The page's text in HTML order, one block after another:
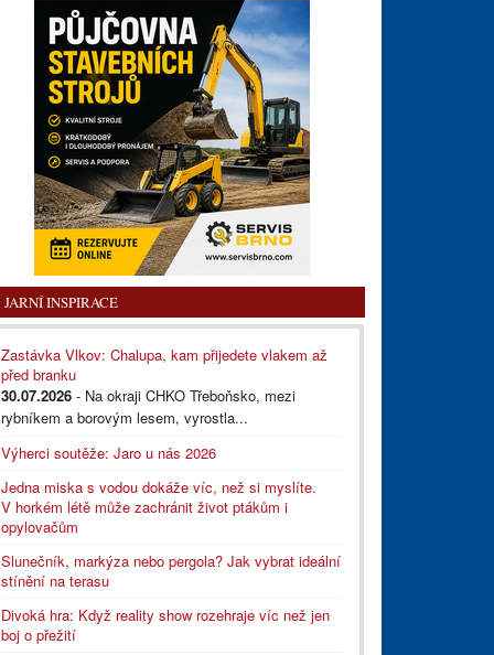
JARNÍ INSPIRACE
Zastávka Vlkov: Chalupa, kam přijedete vlakem až
před branku
30.07.2026 - Na okraji CHKO Třeboňsko, mezi
rybníkem a borovým lesem, vyrostla...
Výherci soutěže: Jaro u nás 2026
Jedna miska s vodou dokáže víc, než si myslíte.
V horkém létě může zachránit život ptákům i
opylovačům
Slunečník, markýza nebo pergola? Jak vybrat ideální
stínění na terasu
Divoká hra: Když reality show rozehraje víc než jen
boj o přežití